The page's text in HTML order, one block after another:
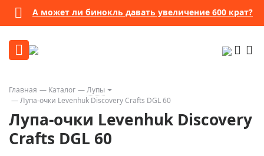
А может ли бинокль давать увеличение 600 крат?
Главная Каталог
Лупы
Лупа-очки Levenhuk Discovery Crafts DGL 60
Лупа-очки Levenhuk Discovery
Crafts DGL 60